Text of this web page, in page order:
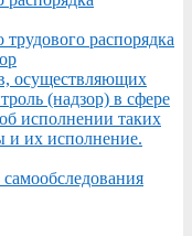
распорядка
осуществляющих
(надзор) в сфере
исполнении таких
и их исполнение.
самообследования